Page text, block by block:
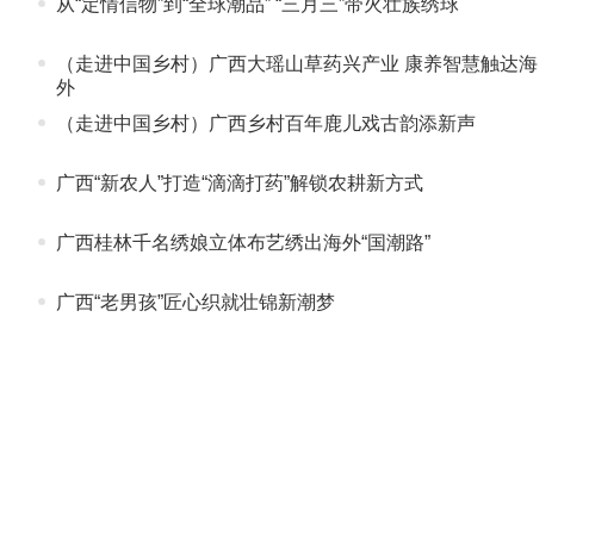
从“定情信物”到“全球潮品” “三月三”带火壮族绣球
（走进中国乡村）广西大瑶山草药兴产业 康养智慧触达海
外
（走进中国乡村）广西乡村百年鹿儿戏古韵添新声
广西“新农人”打造“滴滴打药”解锁农耕新方式
广西桂林千名绣娘立体布艺绣出海外“国潮路”
广西“老男孩”匠心织就壮锦新潮梦